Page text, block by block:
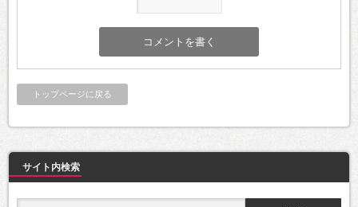
トップページに戻る
サイト内検索